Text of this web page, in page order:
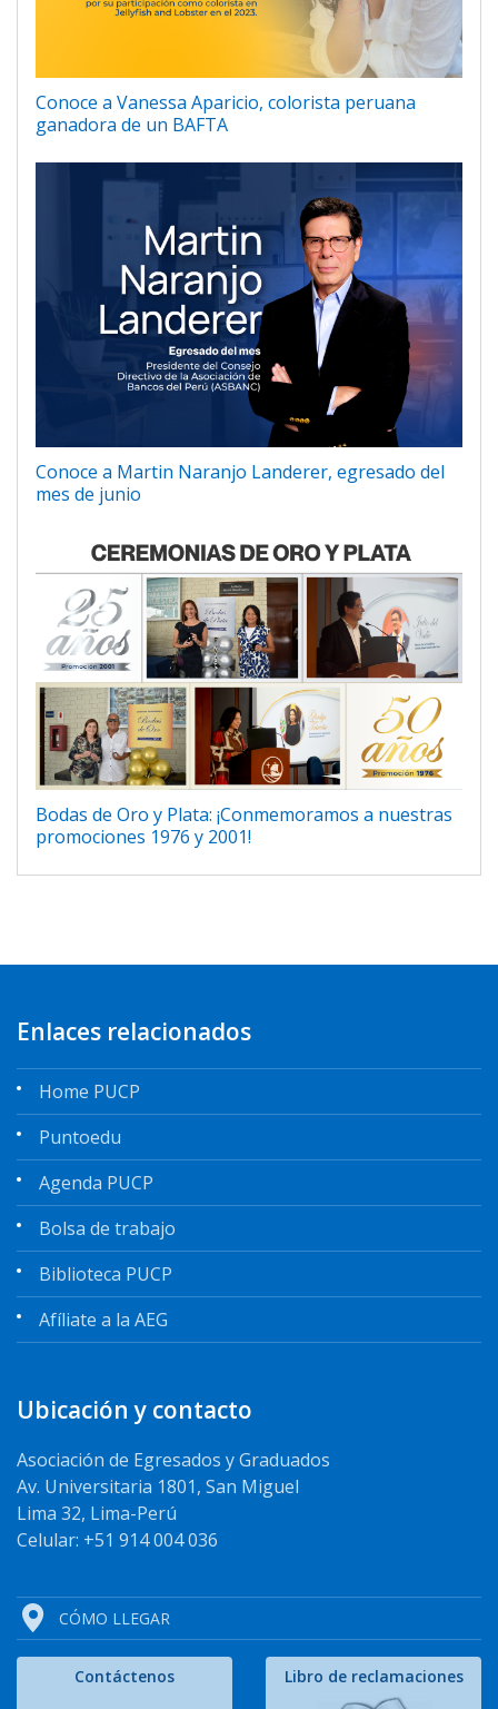
Conoce a Vanessa Aparicio, colorista peruana
ganadora de un BAFTA
Conoce a Martin Naranjo Landerer, egresado del
mes de junio
Bodas de Oro y Plata: ¡Conmemoramos a nuestras
promociones 1976 y 2001!
Enlaces relacionados
Home PUCP
Puntoedu
Agenda PUCP
Bolsa de trabajo
Biblioteca PUCP
Afíliate a la AEG
Ubicación y contacto
Asociación de Egresados y Graduados
Av. Universitaria 1801, San Miguel
Lima 32, Lima-Perú
Celular: +51 914 004 036
CÓMO LLEGAR
Contáctenos Libro de reclamaciones